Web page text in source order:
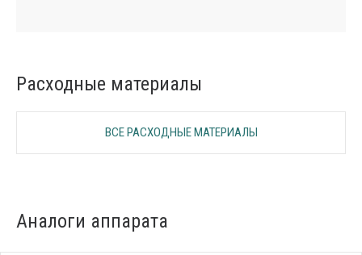
Расходные материалы
ВСЕ РАСХОДНЫЕ МАТЕРИАЛЫ
Аналоги аппарата